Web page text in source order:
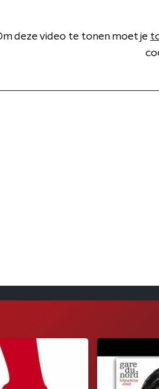
deze video te tonen moet je